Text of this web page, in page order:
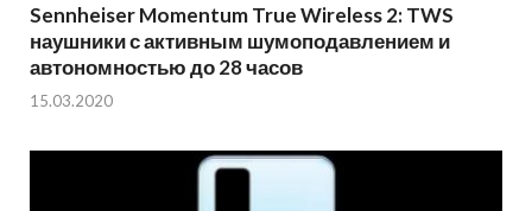
Sennheiser Momentum True Wireless 2: TWS
наушники с активным шумоподавлением и
автономностью до 28 часов
15.03.2020